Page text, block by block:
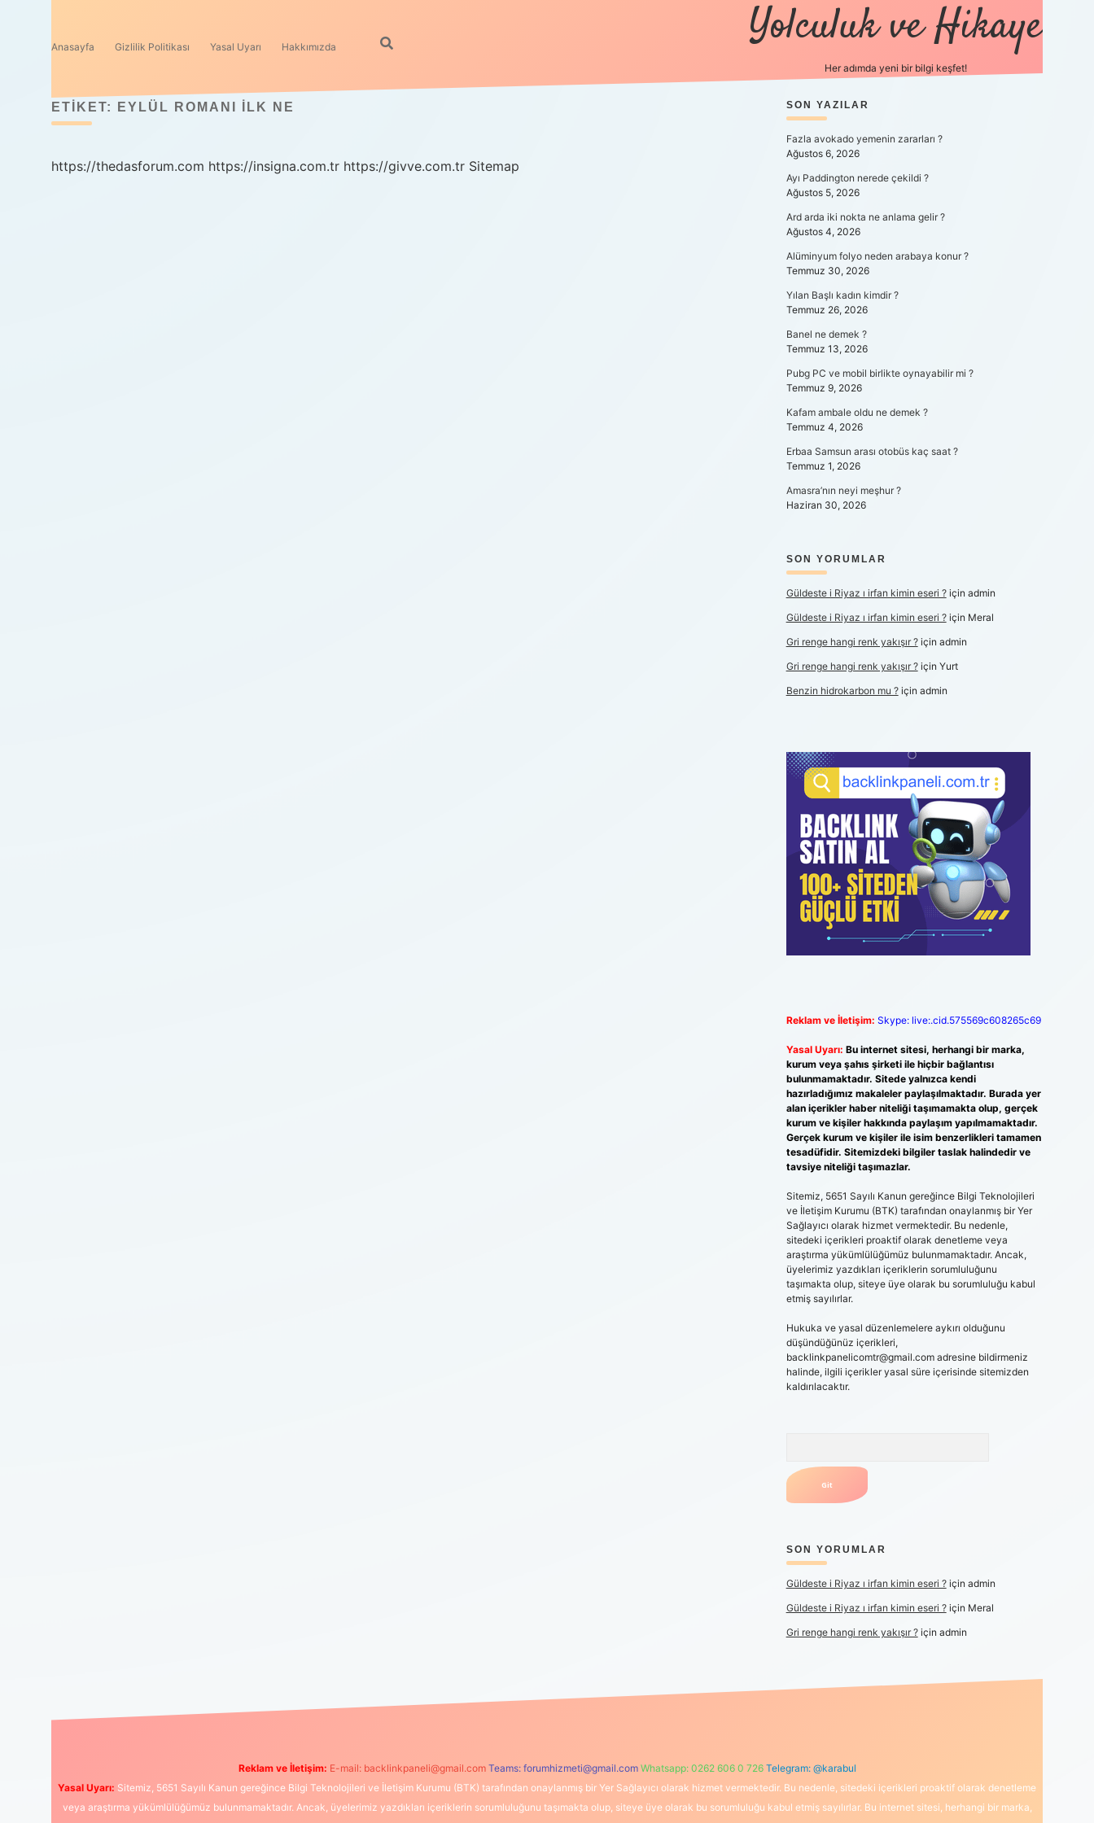
Anasayfa Gizlilik Politikası Yasal Uyarı Hakkımızda Yolculuk ve Hikaye
Her adımda yeni bir bilgi keşfet!
ETIKET: EYLÜL ROMANI ILK NE
https://thedasforum.com https://insigna.com.tr https://givve.com.tr Sitemap
SIDEBAR
SON YAZILAR
Fazla avokado yemenin zararları ?
Ağustos 6, 2026
Ayı Paddington nerede çekildi ?
Ağustos 5, 2026
Ard arda iki nokta ne anlama gelir ?
Ağustos 4, 2026
Alüminyum folyo neden arabaya konur ?
Temmuz 30, 2026
Yılan Başlı kadın kimdir ?
Temmuz 26, 2026
Banel ne demek ?
Temmuz 13, 2026
Pubg PC ve mobil birlikte oynayabilir mi ?
Temmuz 9, 2026
Kafam ambale oldu ne demek ?
Temmuz 4, 2026
Erbaa Samsun arası otobüs kaç saat ?
Temmuz 1, 2026
Amasra’nın neyi meşhur ?
Haziran 30, 2026
SON YORUMLAR
Güldeste i Riyaz ı irfan kimin eseri ?için admin
Güldeste i Riyaz ı irfan kimin eseri ?için Meral
Gri renge hangi renk yakışır ?için admin
Gri renge hangi renk yakışır ?için Yurt
Benzin hidrokarbon mu ?için admin
Reklam ve İletişim: Skype: live:.cid.575569c608265c69
Yasal Uyarı: Bu internet sitesi, herhangi bir marka,
kurum veya şahıs şirketi ile hiçbir bağlantısı
bulunmamaktadır. Sitede yalnızca kendi
hazırladığımız makaleler paylaşılmaktadır. Burada yer
alan içerikler haber niteliği taşımamakta olup, gerçek
kurum ve kişiler hakkında paylaşım yapılmamaktadır.
Gerçek kurum ve kişiler ile isim benzerlikleri tamamen
tesadüfidir. Sitemizdeki bilgiler taslak halindedir ve
tavsiye niteliği taşımazlar.
Sitemiz, 5651 Sayılı Kanun gereğince Bilgi Teknolojileri
ve İletişim Kurumu (BTK) tarafından onaylanmış bir Yer
Sağlayıcı olarak hizmet vermektedir. Bu nedenle,
sitedeki içerikleri proaktif olarak denetleme veya
araştırma yükümlülüğümüz bulunmamaktadır. Ancak,
üyelerimiz yazdıkları içeriklerin sorumluluğunu
taşımakta olup, siteye üye olarak bu sorumluluğu kabul
etmiş sayılırlar.
Hukuka ve yasal düzenlemelere aykırı olduğunu
düşündüğünüz içerikleri,
backlinkpanelicomtr@gmail.comadresine bildirmeniz
halinde, ilgili içerikler yasal süre içerisinde sitemizden
kaldırılacaktır.
SON YORUMLAR
Güldeste i Riyaz ı irfan kimin eseri ?için admin
Güldeste i Riyaz ı irfan kimin eseri ?için Meral
Gri renge hangi renk yakışır ?için admin
Reklam ve İletişim: E-mail: backlinkpaneli@gmail.com Teams: forumhizmeti@gmail.com Whatsapp: 0262 606 0 726 Telegram: @karabul
Yasal Uyarı: Sitemiz, 5651 Sayılı Kanun gereğince Bilgi Teknolojileri ve İletişim Kurumu (BTK) tarafından onaylanmış bir Yer Sağlayıcı olarak hizmet vermektedir. Bu nedenle, sitedeki içerikleri proaktif olarak denetleme
veya araştırma yükümlülüğümüz bulunmamaktadır. Ancak, üyelerimiz yazdıkları içeriklerin sorumluluğunu taşımakta olup, siteye üye olarak bu sorumluluğu kabul etmiş sayılırlar. Bu internet sitesi, herhangi bir marka,